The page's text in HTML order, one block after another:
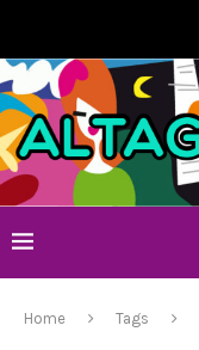
Home Tags